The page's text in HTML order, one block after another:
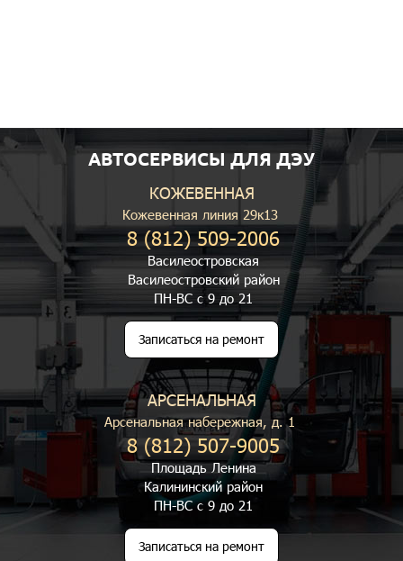
АВТОСЕРВИСЫ ДЛЯ ДЭУ
КОЖЕВЕННАЯ
Кожевенная линия 29к13
8 (812) 509-2006
Василеостровская
Василеостровский район
ПН-ВС с 9 до 21
Записаться на ремонт
АРСЕНАЛЬНАЯ
Арсенальная набережная, д. 1
8 (812) 507-9005
Площадь Ленина
Калининский район
ПН-ВС с 9 до 21
Записаться на ремонт